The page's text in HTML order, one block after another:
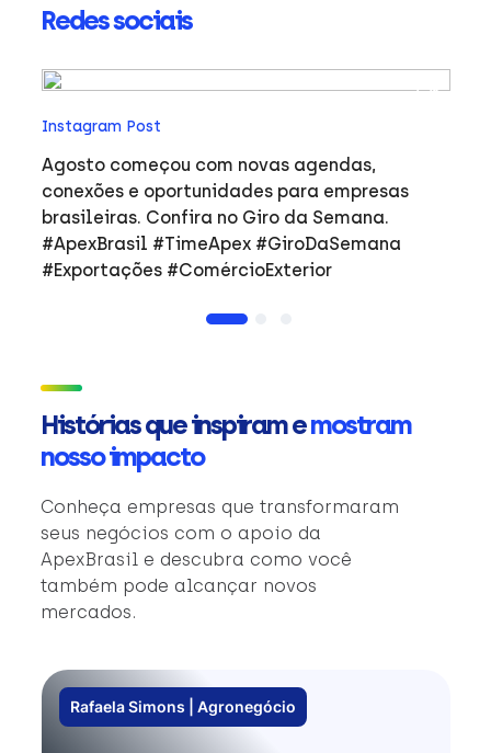
Redes sociais
Instagram Post
Agosto começou com novas agendas,
conexões e oportunidades para empresas
brasileiras. Confira no Giro da Semana.
#ApexBrasil #TimeApex #GiroDaSemana
#Exportações #ComércioExterior
Histórias que inspiram emostram
nosso impacto
Conheça empresas que transformaram
seus negócios com o apoio da
ApexBrasil e descubra como você
também pode alcançar novos
mercados.
Rafaela Simons | Agronegócio